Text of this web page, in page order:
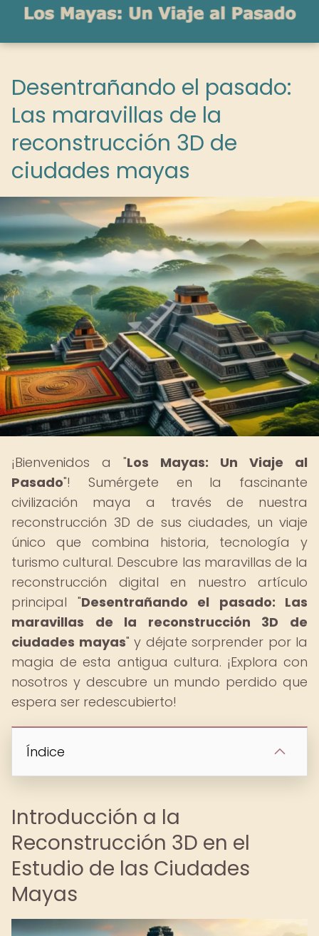
Desentrañando el pasado:
Las maravillas de la
reconstrucción 3D de
ciudades mayas
¡Bienvenidos a "Los Mayas: Un Viaje al
Pasado"! Sumérgete en la fascinante
civilización maya a través de nuestra
reconstrucción 3D de sus ciudades, un viaje
único que combina historia, tecnología y
turismo cultural. Descubre las maravillas de la
reconstrucción digital en nuestro artículo
principal "Desentrañando el pasado: Las
maravillas de la reconstrucción 3D de
ciudades mayas" y déjate sorprender por la
magia de esta antigua cultura. ¡Explora con
nosotros y descubre un mundo perdido que
espera ser redescubierto!
Índice
Introducción a la
Reconstrucción 3D en el
Estudio de las Ciudades
Mayas